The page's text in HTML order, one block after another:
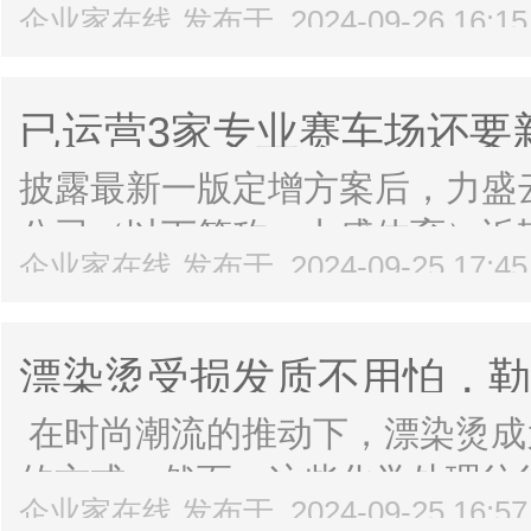
满落幕。此次大会面向所有小
企业家在线 发布于 2024-09-26
已运营3家专业赛车场还
盛体育何意？
披露最新一版定增方案后，力
公司（以下简称：力盛体育）
力盛体育拟募资4.98亿元分别
企业家在线 发布于 2024-09-25
漂染烫受损发质不用怕，
康秀发
在时尚潮流的推动下，漂染烫
的方式。然而，这些化学处理
企业家在线 发布于 2024-09-25